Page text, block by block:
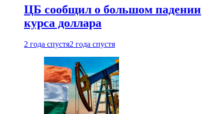
ЦБ сообщил о большом падении
курса доллара
2 года спустя2 года спустя